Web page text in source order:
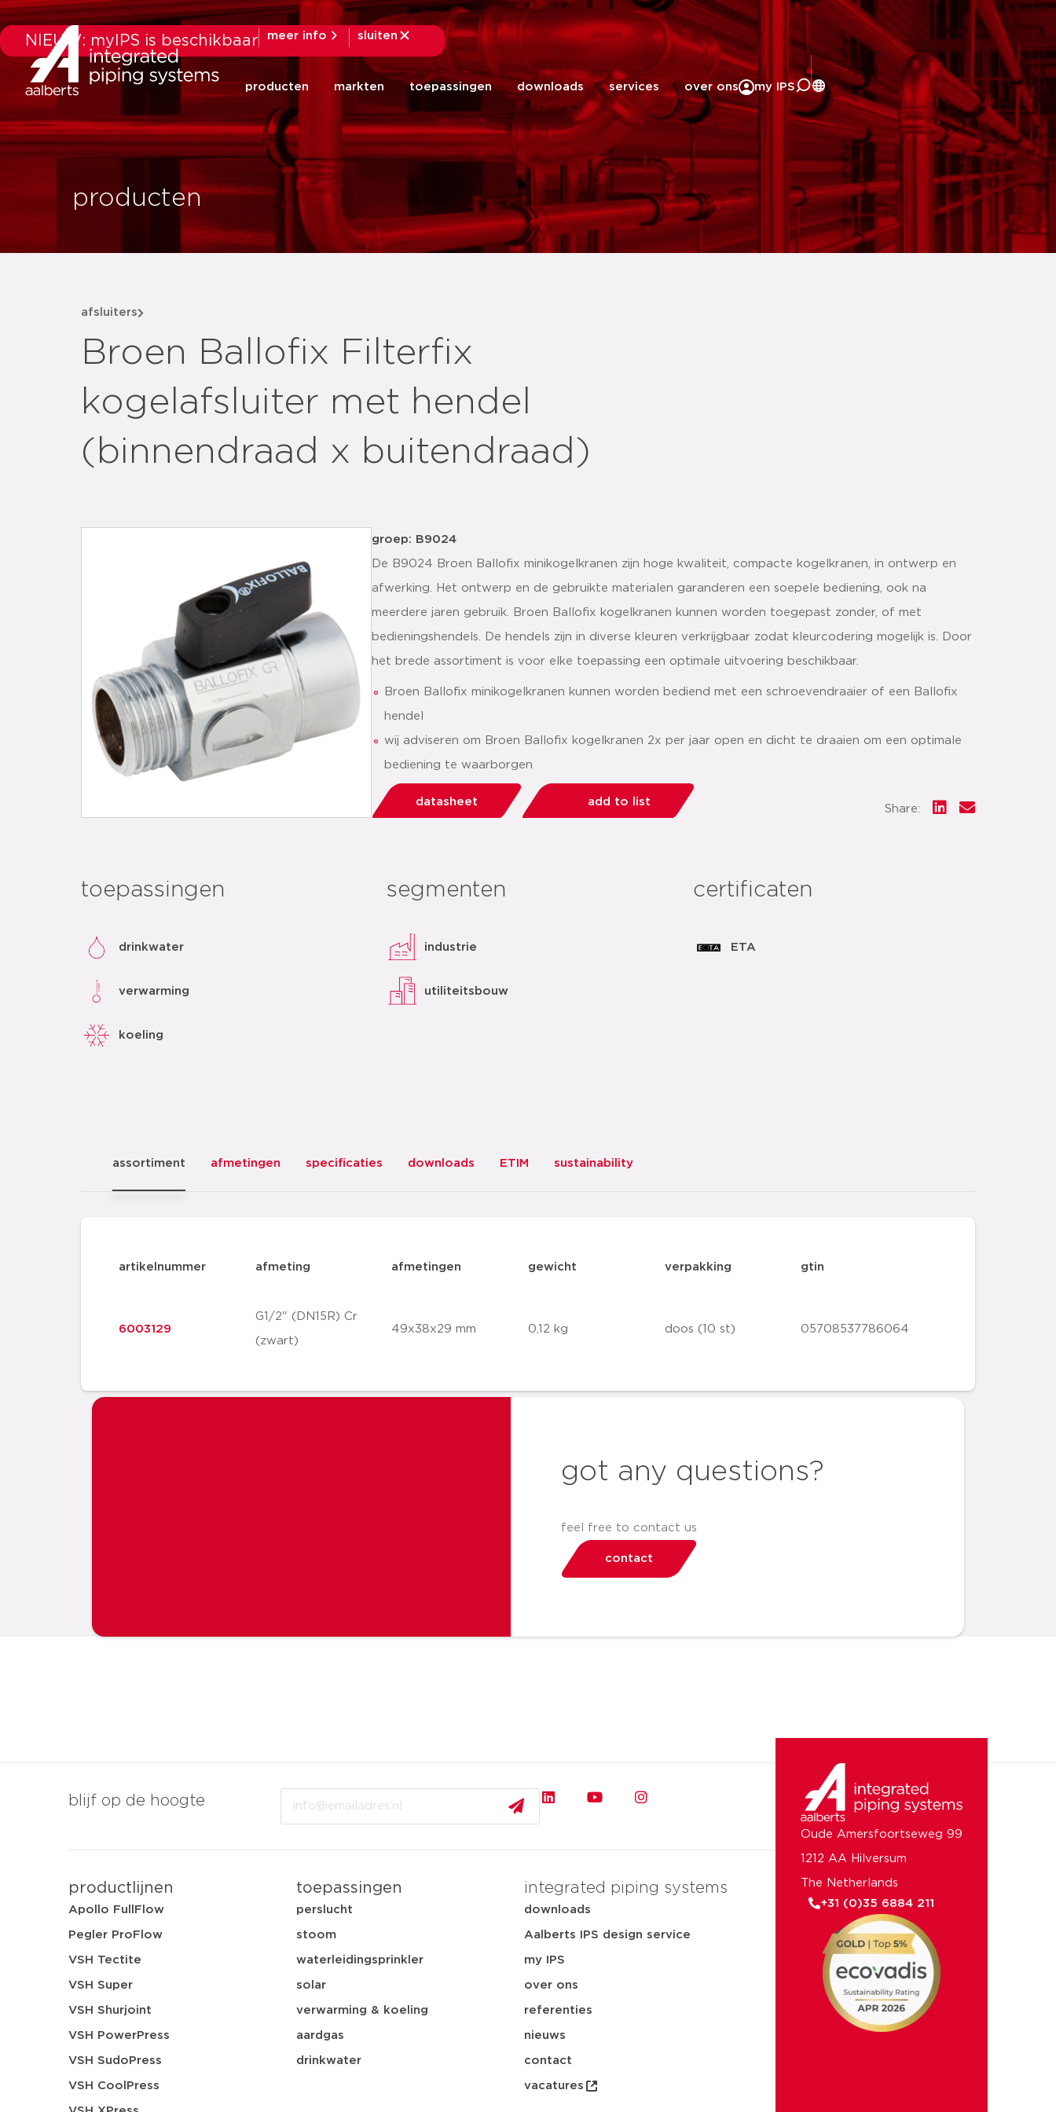
NIEUW: myIPS is beschikbaar meer info
sluiten
sluiten
producten markten toepassingen downloads services over ons
producten
afsluiters
Broen Ballofix Filterfix
kogelafsluiter met hendel
(binnendraad x buitendraad)
groep: B9024
De B9024 Broen Ballofix minikogelkranen zijn hoge kwaliteit, compacte kogelkranen, in ontwerp en
afwerking. Het ontwerp en de gebruikte materialen garanderen een soepele bediening, ook na
meerdere jaren gebruik. Broen Ballofix kogelkranen kunnen worden toegepast zonder, of met
bedieningshendels. De hendels zijn in diverse kleuren verkrijgbaar zodat kleurcodering mogelijk is. Door
het brede assortiment is voor elke toepassing een optimale uitvoering beschikbaar.
Broen Ballofix minikogelkranen kunnen worden bediend met een schroevendraaier of een Ballofix
hendel
wij adviseren om Broen Ballofix kogelkranen 2x per jaar open en dicht te draaien om een optimale
bediening te waarborgen
datasheet add to list
Share:
toepassingen
drinkwater
verwarming
koeling
segmenten
industrie
utiliteitsbouw
certificaten
ETA
assortiment afmetingen specificaties downloads ETIM sustainability
artikelnummer afmeting afmetingen gewicht verpakking gtin
6003129
G1/2" (DN15R) Cr
(zwart)
49x38x29 mm 0,12 kg doos (10 st) 05708537786064
got any questions?
feel free to contact us
contact
blijf op de hoogte
productlijnen
Apollo FullFlow
Pegler ProFlow
VSH Tectite
VSH Super
VSH Shurjoint
VSH PowerPress
VSH SudoPress
VSH CoolPress
toepassingen
perslucht
stoom
waterleidingsprinkler
solar
verwarming & koeling
aardgas
drinkwater
integrated piping systems
downloads
Aalberts IPS design service
my IPS
over ons
referenties
nieuws
contact
vacatures
Oude Amersfoortseweg 99
1212 AA Hilversum
The Netherlands
+31 (0)35 6884 211